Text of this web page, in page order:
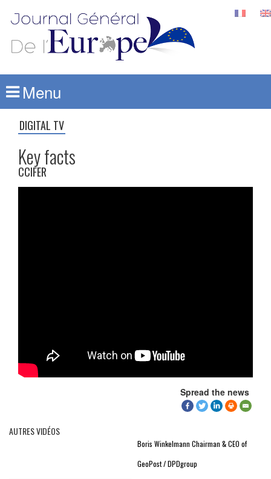
Menu
DIGITAL TV
Key facts
CCIFER
Spread the news
AUTRES VIDÉOS
Boris Winkelmann Chairman & CEO of
GeoPost / DPDgroup